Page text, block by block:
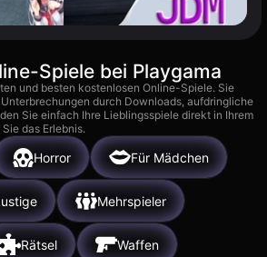
Spiele bei Playgama
und besten kostenlosen Online-Spiele. Sie
durch Downloads, aufdringliche
Sie einfach Ihre Lieblingsspiele direkt in Ihrem
das Erlebnis.
Horror Für Mädchen
Mehrspieler
Rätsel Waffen